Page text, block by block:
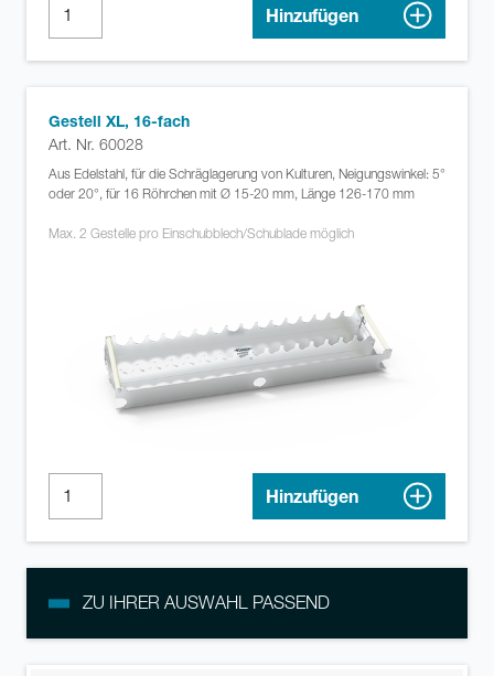
Hinzufügen
Gestell XL, 16-fach
Art. Nr. 60028
Aus Edelstahl, für die Schräglagerung von Kulturen, Neigungswinkel: 5°
oder 20°, für 16 Röhrchen mit Ø 15-20 mm, Länge 126-170 mm
Max. 2 Gestelle pro Einschubblech/Schublade möglich
Hinzufügen
ZU IHRER AUSWAHL PASSEND